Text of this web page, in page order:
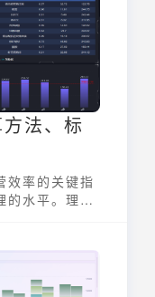
法、标
效率的关键指
的水平。理解
的计算方法、